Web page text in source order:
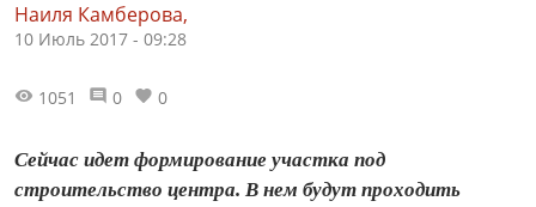
Наиля Камберова,
10 Июль 2017 - 09:28
1051 0 0
Сейчас идет формирование участка под
строительство центра. В нем будут проходить